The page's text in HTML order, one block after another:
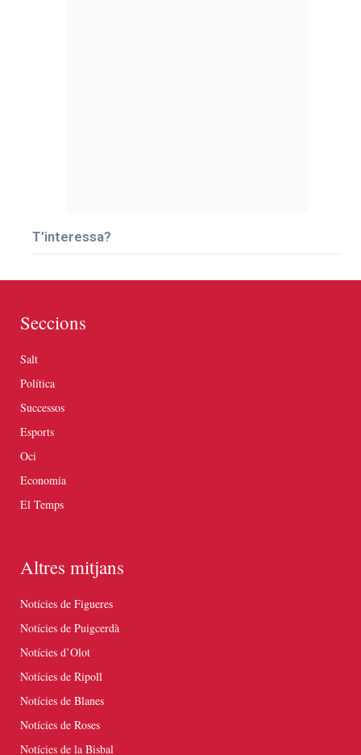
T’interessa?
Seccions
Salt
Política
Successos
Esports
Oci
Economia
El Temps
Altres mitjans
Notícies de Figueres
Notícies de Puigcerdà
Notícies d’Olot
Notícies de Ripoll
Notícies de Blanes
Notícies de Roses
Notícies de la Bisbal